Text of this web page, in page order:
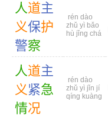
人道主
义保护
警察
rén dào
zhǔ yì bǎo
hù jǐng chá
人道主
义 紧急
情况
rén dào
zhǔ yì jǐn jí
qíng kuàng